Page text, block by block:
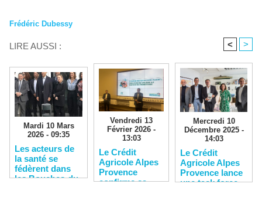
Frédéric Dubessy
LIRE AUSSI : < >
Mardi 10 Mars
2026 - 09:35
Les acteurs de
la santé se
fédèrent dans
les Bouches-du-
Vendredi 13
Février 2026 -
13:03
Le Crédit
Agricole Alpes
Provence
confirme sa
Mercredi 10
Décembre 2025 -
14:03
Le Crédit
Agricole Alpes
Provence lance
une task force